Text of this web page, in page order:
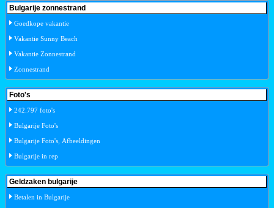
Bulgarije zonnestrand
Goedkope vakantie
Vakantie Sunny Beach
Vakantie Zonnestrand
Zonnestrand
Foto's
242.797 foto's
Bulgarije Foto's
Bulgarije Foto's, Afbeeldingen
Bulgarije in rep
Geldzaken bulgarije
Betalen in Bulgarije